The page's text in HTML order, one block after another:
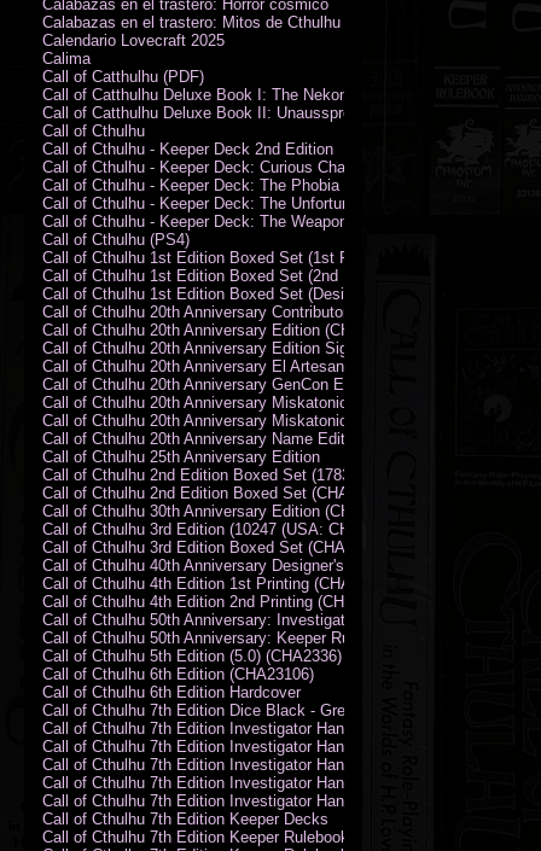
Calabazas en el trastero: Horror cósmico
Calabazas en el trastero: Mitos de Cthulhu
Calendario Lovecraft 2025
Calima
Call of Catthulhu (PDF)
Call of Catthulhu Deluxe Book I: The Nekonomikon
Call of Catthulhu Deluxe Book II: Unaussprechlichen Katzen
Call of Cthulhu
Call of Cthulhu - Keeper Deck 2nd Edition
Call of Cthulhu - Keeper Deck: Curious Charecter Deck
Call of Cthulhu - Keeper Deck: The Phobia Deck
Call of Cthulhu - Keeper Deck: The Unfortunate Events Deck
Call of Cthulhu - Keeper Deck: The Weapons and Artifacts Deck
Call of Cthulhu (PS4)
Call of Cthulhu 1st Edition Boxed Set (1st Printing) (CHA2009-X)
Call of Cthulhu 1st Edition Boxed Set (2nd Printing) (CHA2009-X)
Call of Cthulhu 1st Edition Boxed Set (Designer's Edition)
Call of Cthulhu 20th Anniversary Contributor Edition
Call of Cthulhu 20th Anniversary Edition (CHA2399)
Call of Cthulhu 20th Anniversary Edition Signed by Sandy Petersen
Call of Cthulhu 20th Anniversary El Artesano del Rey Edition
Call of Cthulhu 20th Anniversary GenCon Edition
Call of Cthulhu 20th Anniversary Miskatonic University Library Edition
Call of Cthulhu 20th Anniversary Miskatonic University Library Edition
Call of Cthulhu 20th Anniversary Name Edition
Call of Cthulhu 25th Anniversary Edition
Call of Cthulhu 2nd Edition Boxed Set (178301)
Call of Cthulhu 2nd Edition Boxed Set (CHA2301-X)
Call of Cthulhu 30th Anniversary Edition (CHA23126)
Call of Cthulhu 3rd Edition (10247 (USA: CHA2317-H))
Call of Cthulhu 3rd Edition Boxed Set (CHA2301-X)
Call of Cthulhu 40th Anniversary Designer's Edition 2009-DX
Call of Cthulhu 4th Edition 1st Printing (CHA2324)
Call of Cthulhu 4th Edition 2nd Printing (CHA2324)
Call of Cthulhu 50th Anniversary: Investigator Handbook (PDF)
Call of Cthulhu 50th Anniversary: Keeper Rulebook (PDF)
Call of Cthulhu 5th Edition (5.0) (CHA2336)
Call of Cthulhu 6th Edition (CHA23106)
Call of Cthulhu 6th Edition Hardcover
Call of Cthulhu 7th Edition Dice Black - Green
Call of Cthulhu 7th Edition Investigator Handbook (PDF)
Call of Cthulhu 7th Edition Investigator Handbook Backer Proof (PDF)
Call of Cthulhu 7th Edition Investigator Handbook Hardcover
Call of Cthulhu 7th Edition Investigator Handbook Leatherette
Call of Cthulhu 7th Edition Investigator Handbook Softcover
Call of Cthulhu 7th Edition Keeper Decks
Call of Cthulhu 7th Edition Keeper Rulebook (PDF)